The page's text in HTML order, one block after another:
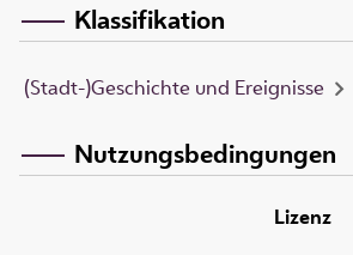
Klassifikation
(Stadt-)Geschichte und Ereignisse
Nutzungsbedingungen
Lizenz